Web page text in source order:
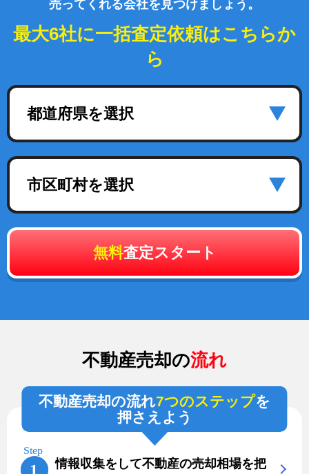
売ってくれる会社を見つけましょう。
最大6社に一括査定依頼はこちらか
ら
都道府県を選択
市区町村を選択
無料査定スタート
不動産売却の流れ
不動産売却の流れ7つのステップを
押さえよう
情報収集をして不動産の売却相場を把